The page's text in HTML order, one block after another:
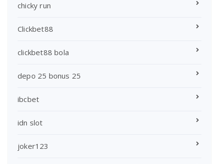
chicky run
Clickbet88
clickbet88 bola
depo 25 bonus 25
ibcbet
idn slot
joker123